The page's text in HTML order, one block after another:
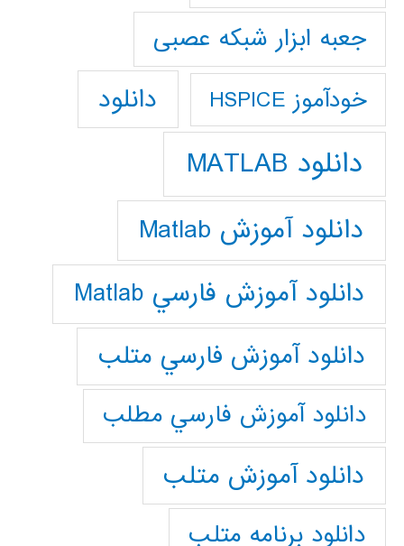
جعبه ابزار شبکه عصبی
خودآموز HSPICE دانلود
دانلود MATLAB
دانلود آموزش Matlab
دانلود آموزش فارسي Matlab
دانلود آموزش فارسي متلب
دانلود آموزش فارسي مطلب
دانلود آموزش متلب
دانلود برنامه متلب